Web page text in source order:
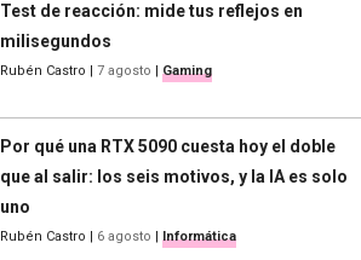
Test de reacción: mide tus reflejos en
milisegundos
Rubén Castro | 7 agosto | Gaming
Por qué una RTX 5090 cuesta hoy el doble
que al salir: los seis motivos, y la IA es solo
uno
Rubén Castro | 6 agosto | Informática